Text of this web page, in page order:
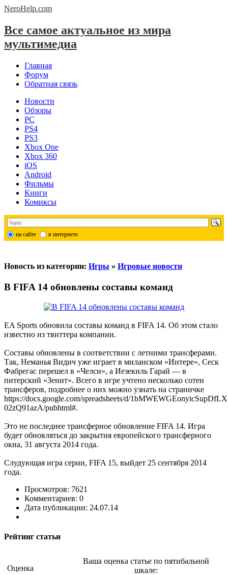
NeroHelp.com
Все самое актуальное из мира
мультимедиа
Главная
Форум
Обратная связь
Новости
Обзоры
PC
PS4
PS3
Xbox One
Xbox 360
iOS
Android
Фильмы
Книги
Комиксы
на сайте в интернете
Новость из категории: Игры » Игровые новости
В FIFA 14 обновлены составы команд
EA Sports обновила составы команд в FIFA 14. Об этом стало
известно из твиттера компании.
Составы обновлены в соответствии с летними трансферами.
Так, Неманья Видич уже играет в миланском «Интере», Сеск
Фабрегас перешел в «Челси», а Иезекиль Гарай — в
питерский «Зенит». Всего в игре учтено несколько сотен
трансферов, подробнее о них можно узнать на страничке
https://docs.google.com/spreadsheets/d/
02zQ91azA/pubhtml#.
Это не последнее трансферное обновление FIFA 14. Игра
будет обновляться до закрытия европейского трансферного
окна, 31 августа 2014 года.
Слудующая игра серии, FIFA 15, выйдет 25 сентября 2014
года.
Просмотров: 7621
Комментариев: 0
Дата публикации: 24.07.14
Рейтинг статьи
Оценка
Ваша оценка статье по пятибальной
шкале: